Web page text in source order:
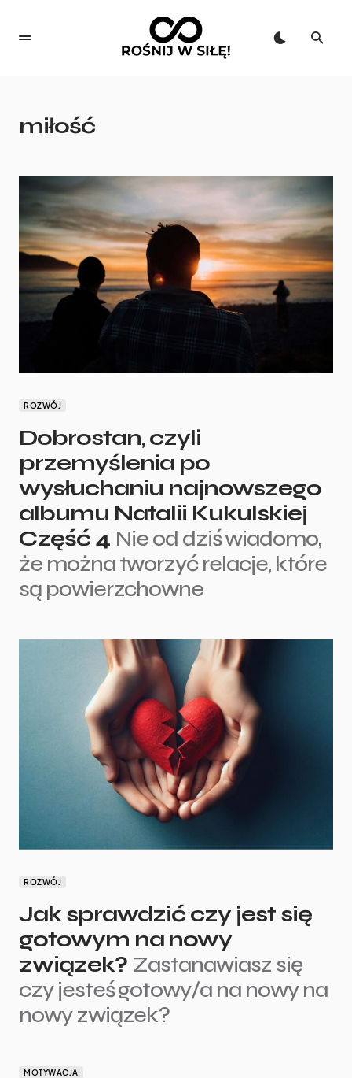
miłość
ROZWÓJ
Dobrostan, czyli
przemyślenia po
wysłuchaniu najnowszego
albumu Natalii Kukulskiej
Część 4 Nie od dziś wiadomo,
że można tworzyć relacje, które
są powierzchowne
ROZWÓJ
Jak sprawdzić czy jest się
gotowym na nowy
związek? Zastanawiasz się
czy jesteś gotowy/a na nowy na
nowy związek?
MOTYWACJA